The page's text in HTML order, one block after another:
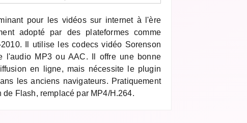
pour les vidéos sur internet à l'ère
adopté par des plateformes comme
Il utilise les codecs vidéo Sorenson
l'audio MP3 ou AAC. Il offre une bonne
en ligne, mais nécessite le plugin
les anciens navigateurs. Pratiquement
Flash, remplacé par MP4/H.264.